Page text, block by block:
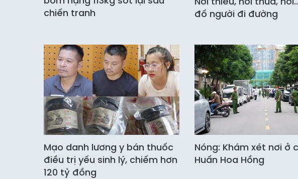
chiến tranh
đố người đi đường
Mạo danh lương y bán thuốc
điều trị yếu sinh lý, chiếm hơn
120 tỷ đồng
Nóng: Khám xét nơi ở
Huấn Hoa Hồng